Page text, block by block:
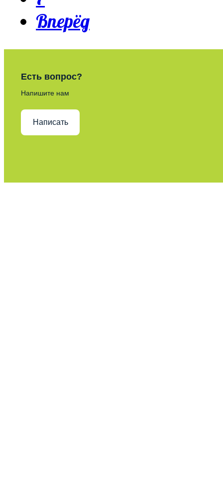
Вперёд
Есть вопрос?
Напишите нам
Написать